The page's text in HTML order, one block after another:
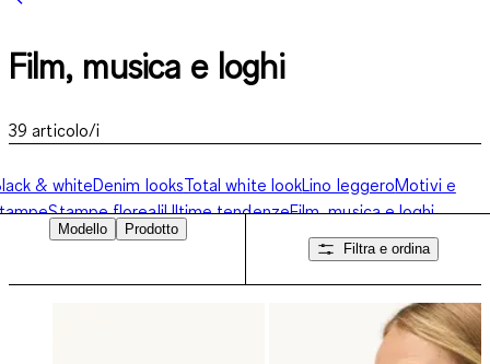
Film, musica e loghi
39 articolo/i
& whiteDenim looksTotal white lookLino leggeroMotivi e
Stampe florealiUltime tendenzeFilm, musica e loghi
Modello
Prodotto
Filtra e ordina